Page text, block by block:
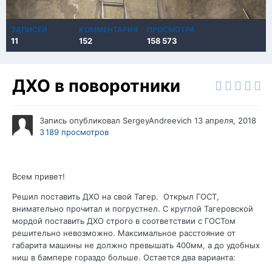
ЗАПИСЕЙ
11
КОММЕНТАРИЯ
152
ПРОСМОТРА
158 573
ДХО в поворотники
Запись опубликовал SergeyAndreevich 13 апреля, 2018
3 189 просмотров
Всем привет!
Решил поставить ДХО на свой Тагер. Открыл ГОСТ,
внимательно прочитал и погрустнел. С круглой Тагеровской
мордой поставить ДХО строго в соответствии с ГОСТом
решительно невозможно. Максимальное расстояние от
габарита машины не должно превышать 400мм, а до удобных
ниш в бампере гораздо больше. Остается два варианта: